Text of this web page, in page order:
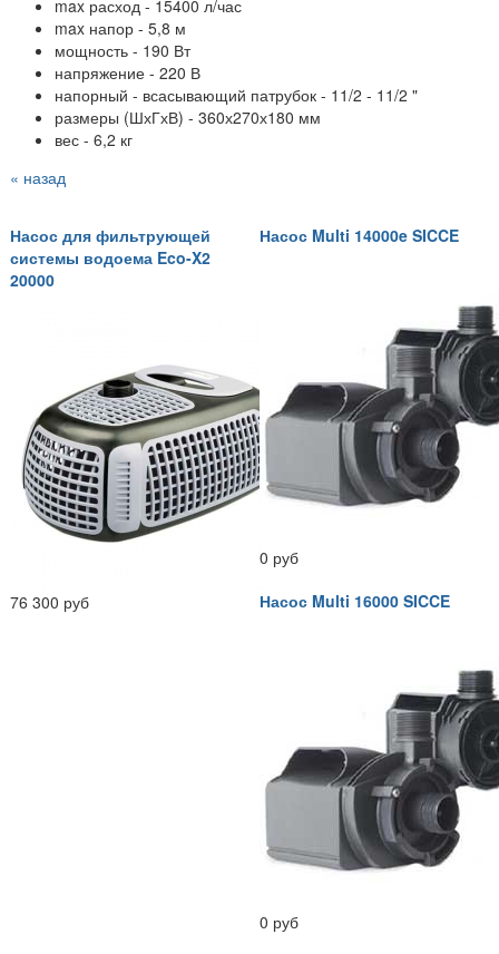
max расход - 15400 л/час
max напор - 5,8 м
мощность - 190 Вт
напряжение - 220 В
напорный - всасывающий патрубок - 11/2 - 11/2 "
размеры (ШхГхВ) - 360х270х180 мм
вес - 6,2 кг
« назад
Насос для фильтрующей
системы водоема Eco-X2
20000
76 300 руб
Насос Multi 14000e SICCE
0 руб
Насос Multi 16000 SICCE
0 руб